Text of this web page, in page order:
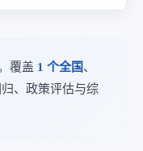
覆盖 1 个全国、
、政策评估与综